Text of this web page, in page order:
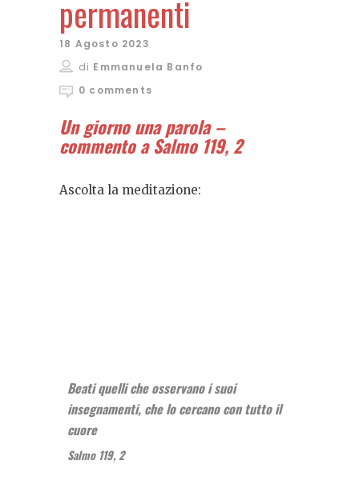
permanenti
18 Agosto 2023
di Emmanuela Banfo
0 comments
Un giorno una parola –
commento a Salmo 119, 2
Ascolta la meditazione:
Beati quelli che osservano i suoi
insegnamenti, che lo cercano con tutto il
cuore
Salmo 119, 2